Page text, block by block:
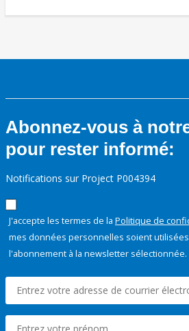
Abonnez-vous à
pour rester informé:
Notifications sur Project P004394
J'accepte les termes de la Politique de
mes données personnelles soient
l'abonnement à la newsletter sélectionnée.